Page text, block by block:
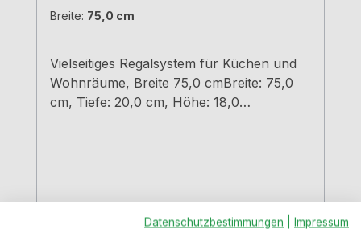
Breite: 75,0 cm
Vielseitiges Regalsystem für Küchen und
Wohnräume, Breite 75,0 cmBreite: 75,0
cm, Tiefe: 20,0 cm, Höhe: 18,0
Datenschutzbestimmungen
Impressum